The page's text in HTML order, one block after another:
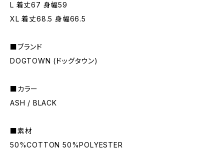
L 着丈67 身幅59
XL 着丈68.5 身幅66.5
■ブランド
DOGTOWN (ドッグタウン)
■カラー
ASH / BLACK
■素材
50%COTTON 50%POLYESTER